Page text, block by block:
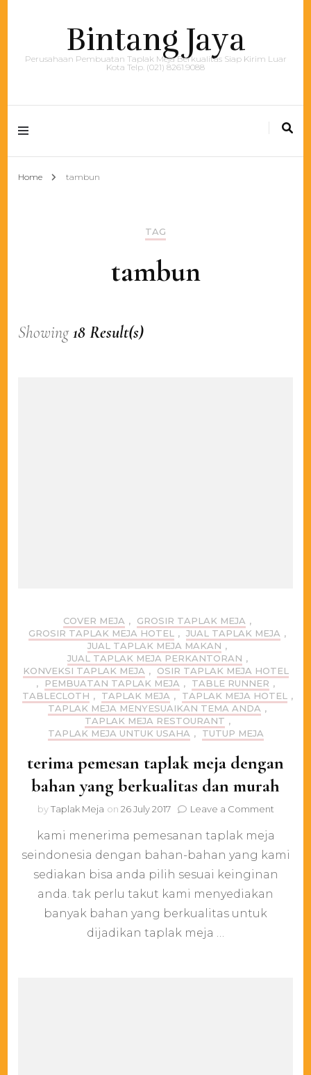
Bintang Jaya
Perusahaan Pembuatan Taplak Meja Berkualitas Siap Kirim Luar
Kota Telp. (021) 8261.9088
Home tambun
TAG
tambun
Showing18 Result(s)
COVER MEJA , GROSIR TAPLAK MEJA ,
GROSIR TAPLAK MEJA HOTEL , JUAL TAPLAK MEJA ,
JUAL TAPLAK MEJA MAKAN ,
JUAL TAPLAK MEJA PERKANTORAN ,
KONVEKSI TAPLAK MEJA ,
OSIR TAPLAK MEJA HOTEL
,
PEMBUATAN TAPLAK MEJA , TABLE RUNNER ,
TABLECLOTH , TAPLAK MEJA , TAPLAK MEJA HOTEL ,
TAPLAK MEJA MENYESUAIKAN TEMA ANDA ,
TAPLAK MEJA RESTOURANT ,
TAPLAK MEJA UNTUK USAHA , TUTUP MEJA
terima pemesan taplak meja dengan
bahan yang berkualitas dan murah
byTaplak Meja on 26 July 2017 Leave a Commenton
taplak
dengan
kami menerima pemesanan taplak meja
seindonesia dengan bahan-bahan yang kami
sediakan bisa anda pilih sesuai keinginan
anda. tak perlu takut kami menyediakan
banyak bahan yang berkualitas untuk
dijadikan taplak meja …